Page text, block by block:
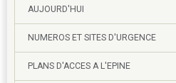
AUJOURD'HUI
NUMEROS ET SITES D'URGENCE
PLANS D'ACCES A L'EPINE